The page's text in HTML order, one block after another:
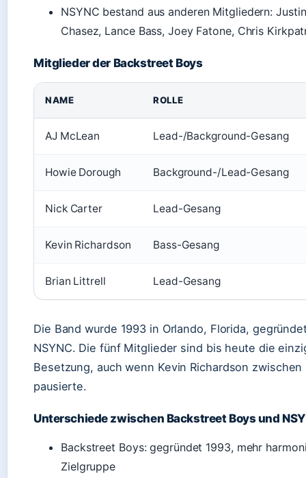
NSYNC bestand aus anderen Mitgliedern:
Chasez, Lance Bass, Joey Fatone, Chris
Mitglieder der Backstreet Boys
NAME ROLLE
AJ McLean Lead-/Background-Gesang
Howie Dorough Background-/Lead-Gesang
Nick Carter Lead-Gesang
Kevin Richardson Bass-Gesang
Brian Littrell Lead-Gesang
Die Band wurde 1993 in Orlando, Florida,
NSYNC. Die fünf Mitglieder sind bis heute die
Besetzung, auch wenn Kevin Richardson
pausierte.
Unterschiede zwischen Backstreet Boys und
Backstreet Boys: gegründet 1993, mehr
Zielgruppe